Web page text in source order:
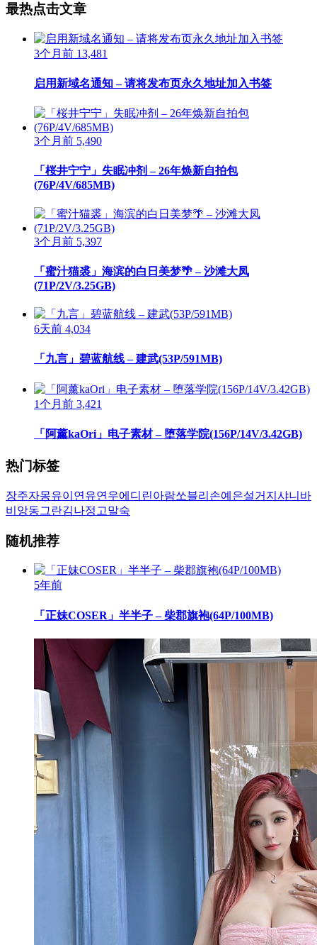
最热点击文章
3个月前 13,481
启用新域名通知 – 请将发布页永久地址加入书签
3个月前 5,490
「桜井宁宁」失眠冲剂 – 26年焕新自拍包
(76P/4V/685MB)
3个月前 5,397
「蜜汁猫裘」海滨的白日美梦🌴 – 沙滩大凤
(71P/2V/3.25GB)
6天前 4,034
「九言」碧蓝航线 – 建武(53P/591MB)
1个月前 3,421
「阿薰kaOri」电子素材 – 堕落学院(156P/14V/3.42GB)
热门标签
장주자몽유이 연유연우에디린아람쏘블리 손예은설거지 샤니 바
비앙동그란김나정 고말숙
随机推荐
5年前
「正妹COSER」半半子 – 柴郡旗袍(64P/100MB)